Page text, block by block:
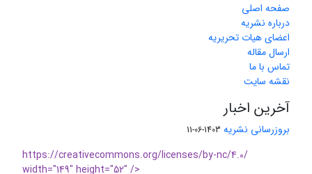
صفحه اصلی
درباره نشریه
اعضای هیات تحریریه
ارسال مقاله
تماس با ما
نقشه سایت
آخرین اخبار
بروزرسانی نشریه 1403-06-11
https://creativecommons.org/licenses/by-nc/4.0/
width="149" height="52" />